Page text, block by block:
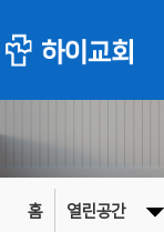
홈 열린공간